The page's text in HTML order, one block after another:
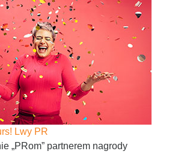
Lwy PR
„PRom” partnerem nagrody